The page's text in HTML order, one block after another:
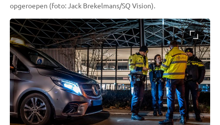
opgeroepen (foto: Jack Brekelmans/SQ Vision).